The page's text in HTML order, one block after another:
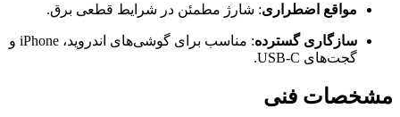
مواقع اضطراری: شارژ مطمئن در شرایط قطعی برق.
سازگاری گسترده
: مناسب برای گوشی‌های اندروید، iPhone و
گجت‌های USB-C.
مشخصات فنی